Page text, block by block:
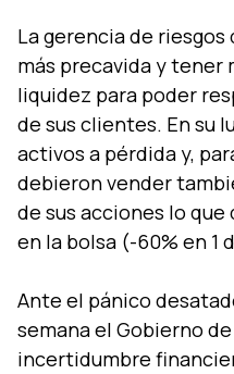
La gerencia de riesgos
más precavida y tener
liquidez para poder
de sus clientes. En su
activos a pérdida y,
debieron vender
de sus acciones lo
en la bolsa (-60% en 1
Ante el pánico
semana el Gobierno
incertidumbre